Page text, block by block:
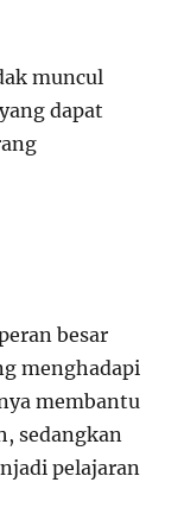
muncul
dapat
besar
menghadapi
membantu
sedangkan
pelajaran